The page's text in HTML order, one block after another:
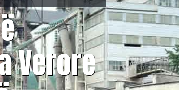
Verore